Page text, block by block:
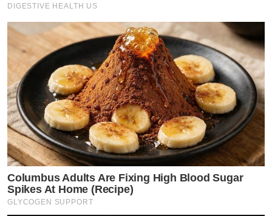
DIGESTIVE HEALTH US
Columbus Adults Are Fixing High Blood Sugar
Spikes At Home (Recipe)
GLYCOGEN SUPPORT